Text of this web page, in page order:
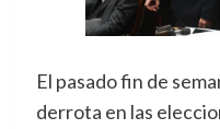
El pasado fin de
derrota en las